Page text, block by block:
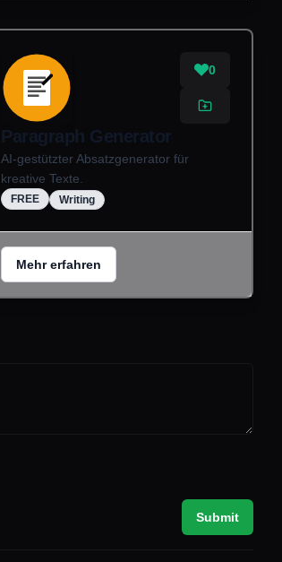
0
Paragraph Generator
AI-gestützter Absatzgenerator für
kreative Texte.
FREE Writing
Mehr erfahren
Submit